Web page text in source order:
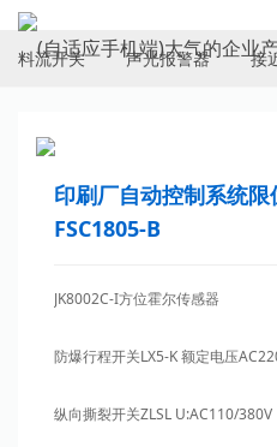
ELECTRICAL SWITCH
料流开关 声光报警器 接
印刷厂自动控制系统
FSC1805-B
JK8002C-I方位霍尔传感器
防爆行程开关LX5-K 额定电压
纵向撕裂开关ZLSL U:AC110/380V